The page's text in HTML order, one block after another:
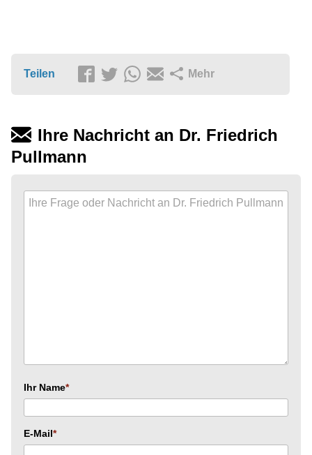
Teilen Mehr
Ihre Nachricht an Dr. Friedrich
Pullmann
Ihr Name
E-Mail